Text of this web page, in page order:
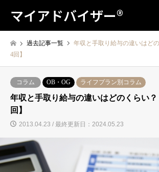
マイアドバイザー®
過去記事一覧
年収と手取り給与の違いはど
4回】
コラム OB・OG ライフプラン別コラム
年収と手取り給与の違いはどのくらい？
回】
2013.04.23 / 最終更新日：2024.05.23